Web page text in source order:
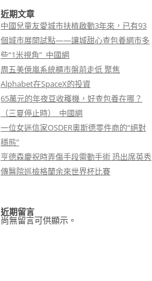
近期文章
中國兒童友愛城市扶植啟動3年來，已有93
個城市展開試點——讓城甜心查包養網市多
些“1米視角”_中國網
周五美億嵐系統櫃市盤前走低 聚焦
Alphabet在SpaceX的投資
65萬元的年夜豆收穫機，好查包養在哪？
（三夏停止時）_中國網
一位女迷信家OSDER奧斯德零件商的“絕對
穩態”
亨德森慶祝時弄傷手段需動手術 恐出席英秀
傳醫院巡檢格蘭余來世界杯比賽
近期留言
尚無留言可供顯示。